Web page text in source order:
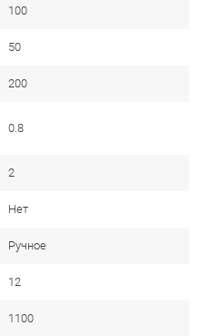
100
50
200
0.8
2
Нет
Ручное
12
1100